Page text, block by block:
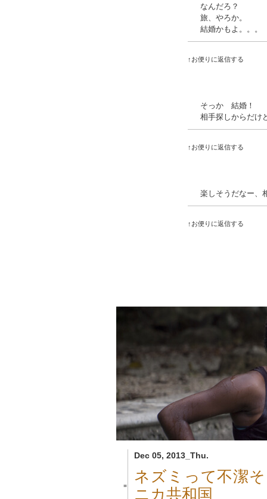
なんだろ？
旅、やろか。
結婚かもよ。。。
↑お便りに返信する
そっか 結婚！
相手探しからだけ
↑お便りに返信する
楽しそうだなー、
↑お便りに返信する
Dec 05, 2013_Thu.
■
ネズミって不潔
ニカ共和国